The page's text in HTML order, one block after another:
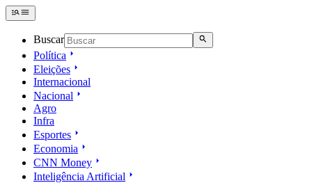
Buscar
Política
Eleições
Internacional
Nacional
Agro
Infra
Esportes
Economia
CNN Money
Inteligência Artificial